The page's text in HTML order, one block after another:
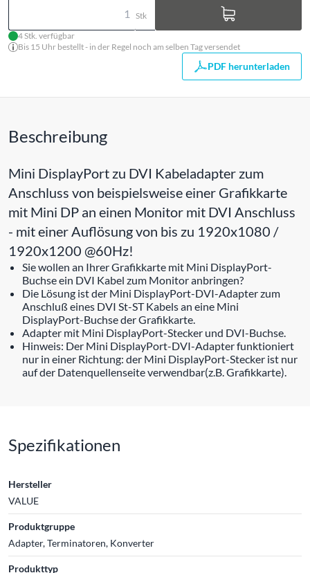
Stk
4 Stk. verfügbar
Bis 15 Uhr bestellt - in der Regel noch am selben Tag versendet
PDF herunterladen
Beschreibung
Mini DisplayPort zu DVI Kabeladapter zum
Anschluss von beispielsweise einer Grafikkarte
mit Mini DP an einen Monitor mit DVI Anschluss
- mit einer Auflösung von bis zu 1920x1080 /
1920x1200 @60Hz!
Sie wollen an Ihrer Grafikkarte mit Mini DisplayPort-
Buchse ein DVI Kabel zum Monitor anbringen?
Die Lösung ist der Mini DisplayPort-DVI-Adapter zum
Anschluß eines DVI St-ST Kabels an eine Mini
DisplayPort-Buchse der Grafikkarte.
Adapter mit Mini DisplayPort-Stecker und DVI-Buchse.
Hinweis: Der Mini DisplayPort-DVI-Adapter funktioniert
nur in einer Richtung: der Mini DisplayPort-Stecker ist nur
auf der Datenquellenseite verwendbar(z.B. Grafikkarte).
Spezifikationen
Hersteller
VALUE
Produktgruppe
Adapter, Terminatoren, Konverter
Produkttyp